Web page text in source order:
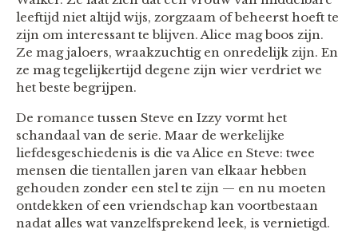
leeftijd niet altijd wijs, zorgzaam of beheerst hoeft te
zijn om interessant te blijven. Alice mag boos zijn.
Ze mag jaloers, wraakzuchtig en onredelijk zijn. En
ze mag tegelijkertijd degene zijn wier verdriet we
het beste begrijpen.
De romance tussen Steve en Izzy vormt het
schandaal van de serie. Maar de werkelijke
liefdesgeschiedenis is die va Alice en Steve: twee
mensen die tientallen jaren van elkaar hebben
gehouden zonder een stel te zijn — en nu moeten
ontdekken of een vriendschap kan voortbestaan
nadat alles wat vanzelfsprekend leek, is vernietigd.